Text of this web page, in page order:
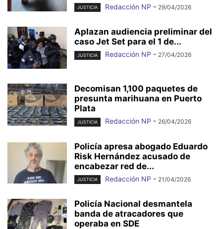
JUSTICIA Redacción NP - 29/04/2026
Aplazan audiencia preliminar del
caso Jet Set para el 1 de...
JUSTICIA Redacción NP - 27/04/2026
Decomisan 1,100 paquetes de
presunta marihuana en Puerto
Plata
JUSTICIA Redacción NP - 26/04/2026
Policía apresa abogado Eduardo
Risk Hernández acusado de
encabezar red de...
JUSTICIA Redacción NP - 21/04/2026
Policía Nacional desmantela
banda de atracadores que
operaba en SDE